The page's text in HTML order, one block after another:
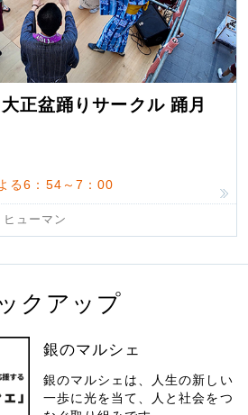
正盆踊りサークル 踊月
る6：54～7：00
ヒューマン
クアップ
銀のマルシェ
銀のマルシェは、人生の新しい
一歩に光を当て、人と社会をつ